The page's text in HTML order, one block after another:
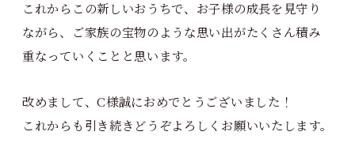
これからこの新しいおうちで、お子様の成長を見守り
ながら、ご家族の宝物のような思い出がたくさん積み
重なっていくことと思います。
改めまして、C様誠におめでとうございました！
これからも引き続きどうぞよろしくお願いいたします。